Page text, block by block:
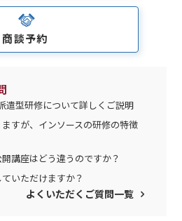
商談予約
遣型研修について詳しくご説明
すが、インソースの研修の特徴
講座はどう違うのですか？
いただけますか？
よくいただくご質問一覧